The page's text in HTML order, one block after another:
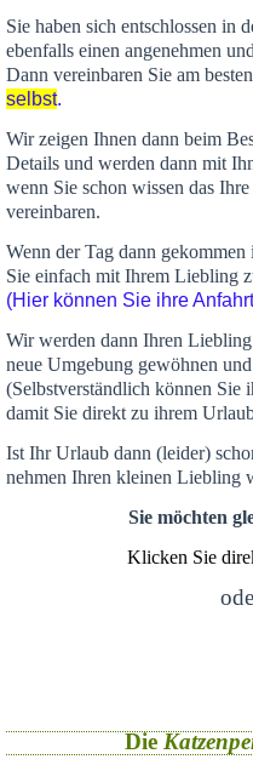
Sie haben sich entschlossen in
ebenfalls einen angenehmen
Dann vereinbaren Sie am
selbst.
Wir zeigen Ihnen dann beim
Details und werden dann mit
wenn Sie schon wissen das
vereinbaren.
Wenn der Tag dann
Sie einfach mit Ihrem Liebling
(Hier können Sie ihre
Wir werden dann Ihren
neue Umgebung gewöhnen
(Selbstverständlich können Sie
damit Sie direkt zu ihrem
Ist Ihr Urlaub dann (leider)
nehmen Ihren kleinen Liebling
Sie möchten
Klicken Sie
Die